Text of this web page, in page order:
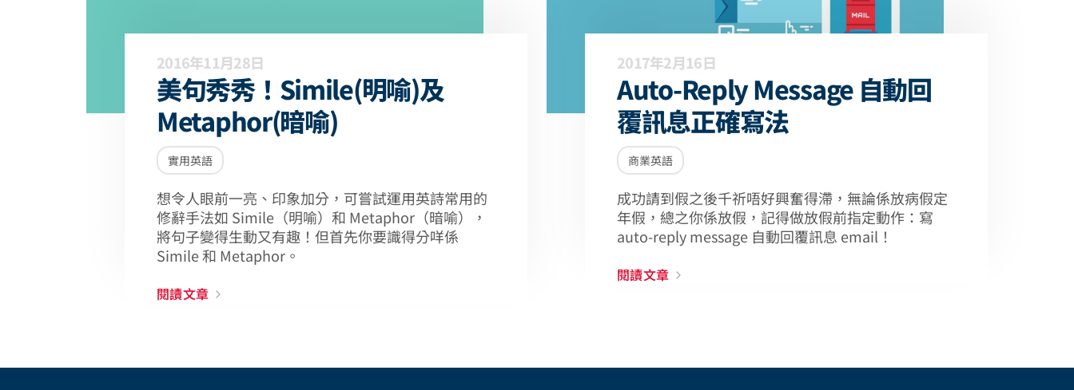
2016年11月28日
美句秀秀！Simile(明喻)及
Metaphor(暗喻)
實用英語
想令人眼前一亮、印象加分，可嘗試運用英詩常用的
修辭手法如 Simile（明喻）和 Metaphor（暗喻），
將句子變得生動又有趣！但首先你要識得分咩係
Simile 和 Metaphor。
閱讀文章
2017年2月16日
Auto-Reply Message 自動回
覆訊息正確寫法
商業英語
成功請到假之後千祈唔好興奮得滯，無論係放病假定
年假，總之你係放假，記得做放假前指定動作：寫
auto-reply message 自動回覆訊息 email！
閱讀文章